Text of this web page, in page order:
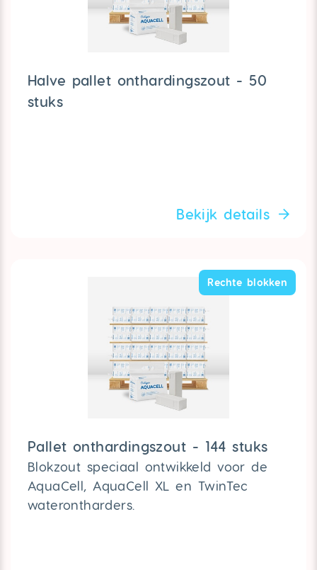
Halve pallet onthardingszout - 50
stuks
Bekijk details
Rechte blokken
Pallet onthardingszout - 144 stuks
Blokzout speciaal ontwikkeld voor de
AquaCell, AquaCell XL en TwinTec
waterontharders.